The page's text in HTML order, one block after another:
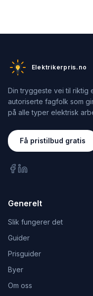
Elektrikerpris.no
Din tryggeste vei til riktig
autoriserte fagfolk som
på alle typer elektrisk
Få pristilbud gratis
Generelt
Slik fungerer det
Guider
Prisguider
Byer
Om oss